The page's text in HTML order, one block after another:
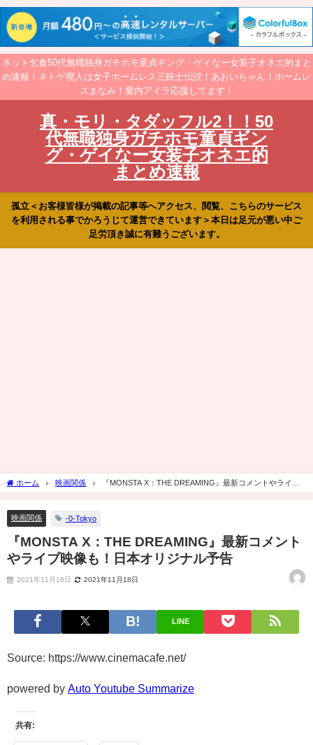
ネット乞食50代無職独身ガチホモ童貞ギング・ゲイなー女装子オネエ的まと
め速報！ネトゲ廃人は女子ホームレス三銃士伝説！あおいちゃん！ホームレ
スまなみ！愛内アイラ応援してます！
真・モリ・タダッフル2！！50
代無職独身ガチホモ童貞ギン
グ・ゲイなー女装子オネエ的
まとめ速報
孤立＜お客様皆様が掲載の記事等へアクセス、閲覧、こちらのサービス
を利用される事でかろうじて運営できています＞本日は足元が悪い中ご
足労頂き誠に有難うございます。
ホーム 映画関係
『MONSTA X：THE DREAMING』最新コメントやライブ
映像も！日本オリジナル予告
映画関係 -0-Tokyo
『MONSTA X：THE DREAMING』最新コメント
やライブ映像も！日本オリジナル予告
2021年11月18日 2021年11月18日
LINE
Source: https://www.cinemacafe.net/
powered by Auto Youtube Summarize
共有: